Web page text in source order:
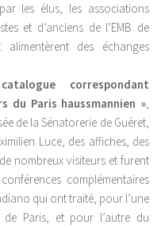
les élus, les associations
et d’anciens de l’EMB de
des échanges
correspondant
du Paris haussmannien »,
de la Sénatorerie de Guéret,
Luce, des affiches, des
nombreux visiteurs et furent
complémentaires
qui ont traité, pour l’une
de Paris, et pour l’autre du